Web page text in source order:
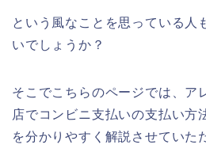
という風なことを思っている人
いでしょうか？
そこでこちらのページでは、ア
店でコンビニ支払いの支払い方
を分かりやすく解説させていた